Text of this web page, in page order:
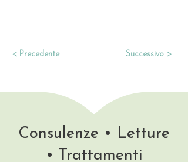
< Precedente Successivo >
Consulenze • Letture
• Trattamenti